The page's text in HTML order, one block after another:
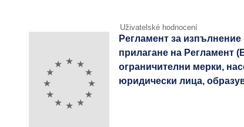
Uživatelské hodnocení
Регламент за
прилагане на Регламент
ограничителни мерки,
юридически лица,